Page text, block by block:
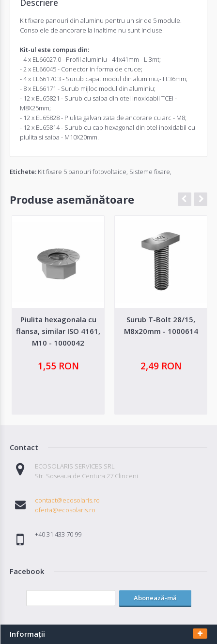
Kit fixare panouri din aluminu pentru un sir de 5 module.
Consolele de ancorare la inaltime nu sunt incluse.
Kit-ul este compus din:
- 4 x EL66027.0 - Profil aluminiu - 41x41mm - L.3mt;
- 2 x EL66045 - Conector in forma de cruce;
- 4 x EL66170.3 - Surub capat modul din aluminiu;- H.36mm;
- 8 x EL66171 - Surub mijloc modul din aluminiu;
- 12 x EL65821 - Surub cu saiba din otel inoxidabil TCEI -
M8X25mm;
- 12 x EL65828 - Piulita galvanizata de ancorare cu arc - M8;
- 12 x EL65814 - Surub cu cap hexagonal din otel inoxidabil cu
piulita si saiba - M10X20mm.
Etichete: Kit fixare 5 panouri fotovoltaice Sisteme fixare
Produse asemănătoare
Piulita hexagonala cu
flansa, similar ISO 4161,
M10 - 1000042
1,55 RON
Surub T-Bolt 28/15,
M8x20mm - 1000614
2,49 RON
Contact
ECOSOLARIS SERVICES SRL
Str. Soseaua de Centura 27 Clinceni
contact@ecosolaris.ro
oferta@ecosolaris.ro
+40 31 433 70 99
Facebook
Abonează-mă
Informaţii